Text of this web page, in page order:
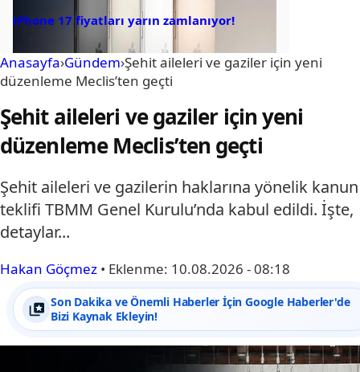
iPhone 17 fiyatları yarın zamlanıyor!
Anasayfa›Gündem›Şehit aileleri ve gaziler için yeni
düzenleme Meclis’ten geçti
Şehit aileleri ve gaziler için yeni
düzenleme Meclis’ten geçti
Şehit aileleri ve gazilerin haklarına yönelik kanun
teklifi TBMM Genel Kurulu’nda kabul edildi. İşte,
detaylar...
Hakan Göçmez • Eklenme: 10.08.2026 - 08:18
Son Dakika ve Önemli Haberler İçin Google Haberler'de
Bizi Kaynak Ekleyin!